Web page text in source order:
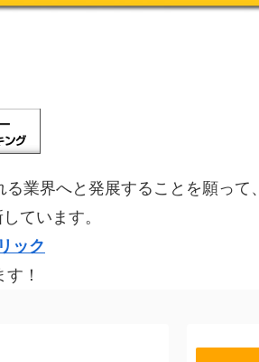
業界へと発展することを願って、
ています。
ック
！